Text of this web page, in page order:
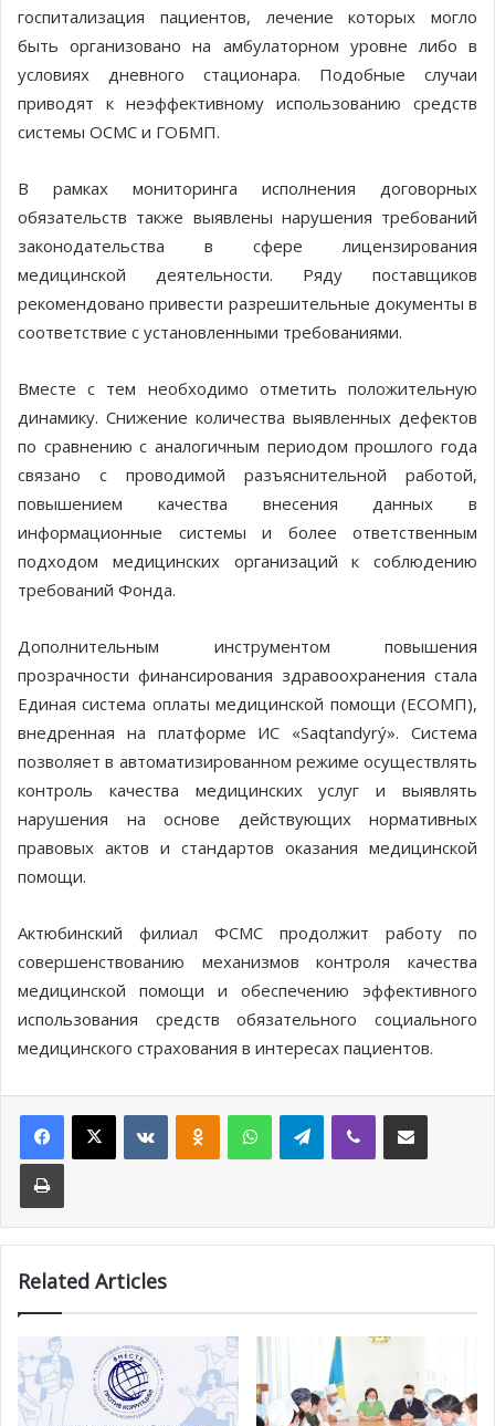
госпитализация пациентов, лечение которых могло
быть организовано на амбулаторном уровне либо в
условиях дневного стационара. Подобные случаи
приводят к неэффективному использованию средств
системы ОСМС и ГОБМП.
В рамках мониторинга исполнения договорных
обязательств также выявлены нарушения требований
законодательства в сфере лицензирования
медицинской деятельности. Ряду поставщиков
рекомендовано привести разрешительные документы в
соответствие с установленными требованиями.
Вместе с тем необходимо отметить положительную
динамику. Снижение количества выявленных дефектов
по сравнению с аналогичным периодом прошлого года
связано с проводимой разъяснительной работой,
повышением качества внесения данных в
информационные системы и более ответственным
подходом медицинских организаций к соблюдению
требований Фонда.
Дополнительным инструментом повышения
прозрачности финансирования здравоохранения стала
Единая система оплаты медицинской помощи (ЕСОМП),
внедренная на платформе ИС «Saqtandyrý». Система
позволяет в автоматизированном режиме осуществлять
контроль качества медицинских услуг и выявлять
нарушения на основе действующих нормативных
правовых актов и стандартов оказания медицинской
помощи.
Актюбинский филиал ФСМС продолжит работу по
совершенствованию механизмов контроля качества
медицинской помощи и обеспечению эффективного
использования средств обязательного социального
медицинского страхования в интересах пациентов.
Facebook
X VKontakteOdnoklassniki
WhatsAppTelegramViber Share via Email
Print
Related Articles